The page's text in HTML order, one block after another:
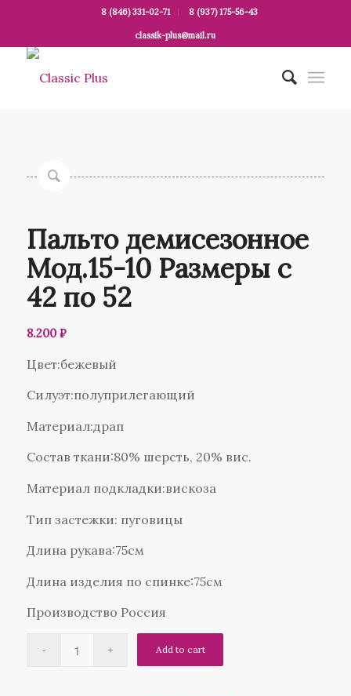
8 (846) 331-02-71 8 (937) 175-56-43
classik-plus@mail.ru
Пальто демисезонное
Мод.15-10 Размеры с
42 по 52
8.200₽
Цвет:бежевый
Силуэт:полуприлегающий
Материал:драп
Состав ткани:80% шерсть, 20% вис.
Материал подкладки:вискоза
Тип застежки: пуговицы
Длина рукава:75см
Длина изделия по спинке:75см
Производство Россия
Add to cart